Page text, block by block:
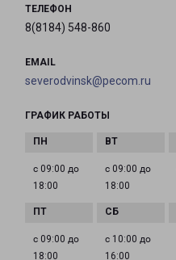
ТЕЛЕФОН
8(8184) 548-860
EMAIL
severodvinsk@pecom.ru
ГРАФИК РАБОТЫ
с 09:00 до
18:00
с 09:00 до
18:00
с 09:00 до
18:00
с 10:00 до
16:00